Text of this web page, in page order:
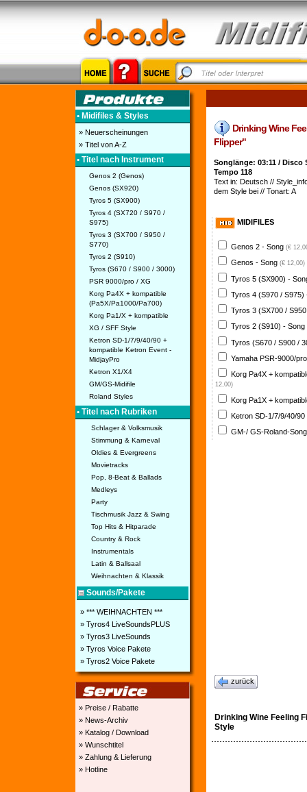
• Midifiles & Styles
» Neuerscheinungen
» Titel von A-Z
• Titel nach Instrument
Genos 2 (Genos)
Genos (SX920)
Tyros 5 (SX900)
Tyros 4 (SX720 / S970 /
S975)
Tyros 3 (SX700 / S950 /
S770)
Tyros 2 (S910)
Tyros (S670 / S900 / 3000)
PSR 9000/pro / XG
Korg Pa4X + kompatible
(Pa5X/Pa1000/Pa700)
Korg Pa1/X + kompatible
XG / SFF Style
Ketron SD-1/7/9/40/90 +
kompatible Ketron Event -
MidjayPro
Ketron X1/X4
GM/GS-Midifile
Roland Styles
• Titel nach Rubriken
Schlager & Volksmusik
Stimmung & Karneval
Oldies & Evergreens
Movietracks
Pop, 8-Beat & Ballads
Medleys
Party
Tischmusik Jazz & Swing
Top Hits & Hitparade
Country & Rock
Instrumentals
Latin & Ballsaal
Weihnachten & Klassik
Sounds/Pakete
» *** WEIHNACHTEN ***
» Tyros4 LiveSoundsPLUS
» Tyros3 LiveSounds
» Tyros Voice Pakete
» Tyros2 Voice Pakete
» Preise / Rabatte
» News-Archiv
» Katalog / Download
» Wunschtitel
» Zahlung & Lieferung
» Hotline
Drinking Wine
Flipper"
Songlänge: 03:11 / Disco
Tempo 118
Text in: Deutsch //
dem Style bei // Tonart: A
MIDIFILES
Genos 2 - Song (€
Genos - Song (€ 12,00)
Tyros 5 (SX900) -
Tyros 4 (S970 /
Tyros 3 (SX700 /
Tyros 2 (S910) - Song
Tyros (S670 / S900 /
Yamaha PSR-9000/
Korg Pa4X +
12,00)
Korg Pa1X +
Ketron SD-1/7/9/40/
GM-/ GS-Roland-
zurück
Drinking Wine Feeling
Style